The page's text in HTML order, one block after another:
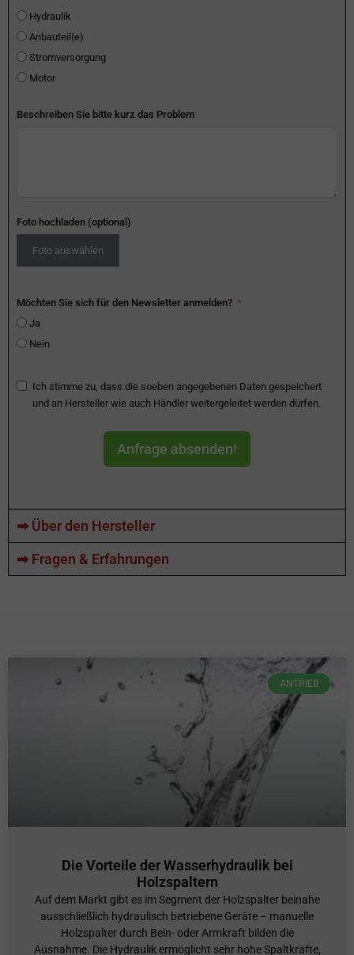
Hydraulik
Anbauteil(e)
Stromversorgung
Motor
Beschreiben Sie bitte kurz das Problem
Foto hochladen (optional)
Foto auswählen
Möchten Sie sich für den Newsletter anmelden?
Ja
Nein
Ich stimme zu, dass die soeben angegebenen Daten gespeichert
und an Hersteller wie auch Händler weitergeleitet werden dürfen.
Anfrage absenden!
➡ Über den Hersteller
➡ Fragen & Erfahrungen
ANTRIEB
Die Vorteile der Wasserhydraulik bei
Holzspaltern
Auf dem Markt gibt es im Segment der Holzspalter beinahe
ausschließlich hydraulisch betriebene Geräte – manuelle
Holzspalter durch Bein- oder Armkraft bilden die
Ausnahme. Die Hydraulik ermöglicht sehr hohe Spaltkräfte,